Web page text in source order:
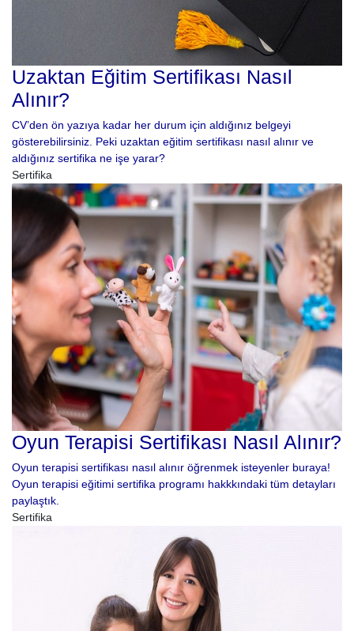
Uzaktan Eğitim Sertifikası Nasıl
Alınır?
CV’den ön yazıya kadar her durum için aldığınız belgeyi
gösterebilirsiniz. Peki uzaktan eğitim sertifikası nasıl alınır ve
aldığınız sertifika ne işe yarar?
Sertifika
Oyun Terapisi Sertifikası Nasıl Alınır?
Oyun terapisi sertifikası nasıl alınır öğrenmek isteyenler buraya!
Oyun terapisi eğitimi sertifika programı hakkkındaki tüm detayları
paylaştık.
Sertifika